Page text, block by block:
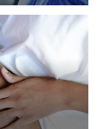
także jako PRP
obecnie
w zakresie
bowiem